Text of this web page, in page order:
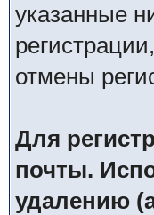
указанные
отмены
Для
почты.
удалению